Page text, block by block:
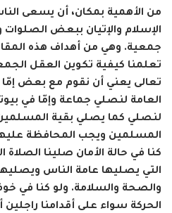
من الأهمية بمكان، أن يسعى
الإسلام والإتيان ببعض الصلوات
جمعية. وهي من أهداف هذه
تعلمنا كيفية تكوين العقل
تعالى يعني أن نقوم مع بعض إمّا
العامة لنصلي جماعة وإمّا في
لنصلي كما يصلي بقية
المسلمين ويجب المحافظة
كنا في حالة الأمان صلينا
التي يصليها عامة الناس
والصحة والسلامة. ولو كنا في
الحركة سواء على أقدامنا راجلين